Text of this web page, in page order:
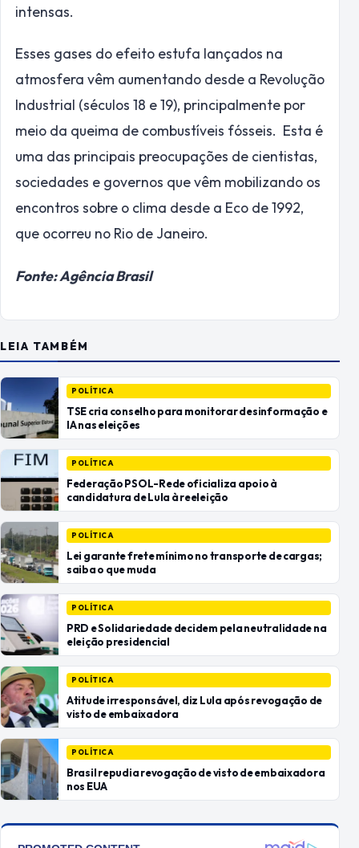
intensas.
Esses gases do efeito estufa lançados na
atmosfera vêm aumentando desde a Revolução
Industrial (séculos 18 e 19), principalmente por
meio da queima de combustíveis fósseis. Esta é
uma das principais preocupações de cientistas,
sociedades e governos que vêm mobilizando os
encontros sobre o clima desde a Eco de 1992,
que ocorreu no Rio de Janeiro.
Fonte: Agência Brasil
LEIA TAMBÉM
POLÍTICA
TSE cria conselho para monitorar desinformação e
IA nas eleições
POLÍTICA
Federação PSOL-Rede oficializa apoio à
candidatura de Lula à reeleição
POLÍTICA
Lei garante frete mínimo no transporte de cargas;
saiba o que muda
POLÍTICA
PRD e Solidariedade decidem pela neutralidade na
eleição presidencial
POLÍTICA
Atitude irresponsável, diz Lula após revogação de
visto de embaixadora
POLÍTICA
Brasil repudia revogação de visto de embaixadora
nos EUA